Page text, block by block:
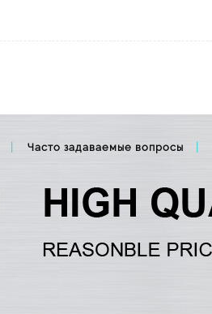
Часто задаваемые вопросы